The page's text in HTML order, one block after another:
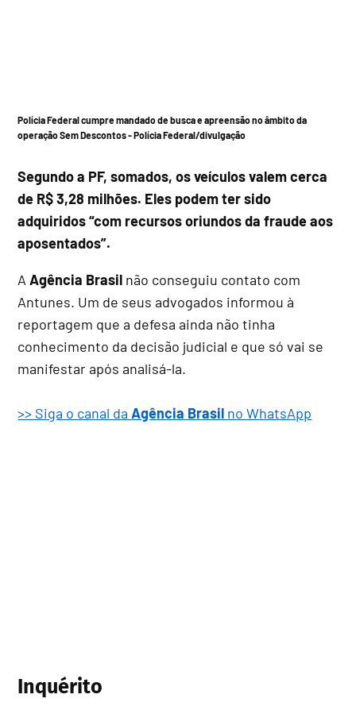
Polícia Federal cumpre mandado de busca e apreensão no âmbito da
operação Sem Descontos -Polícia Federal/divulgação
Segundo a PF, somados, os veículos valem cerca
de R$ 3,28 milhões. Eles podem ter sido
adquiridos “com recursos oriundos da fraude aos
aposentados”.
AAgência Brasil não conseguiu contato com
Antunes. Um de seus advogados informou à
reportagem que a defesa ainda não tinha
conhecimento da decisão judicial e que só vai se
manifestar após analisá-la.
>> Siga o canal daAgência Brasil no WhatsApp
Inquérito